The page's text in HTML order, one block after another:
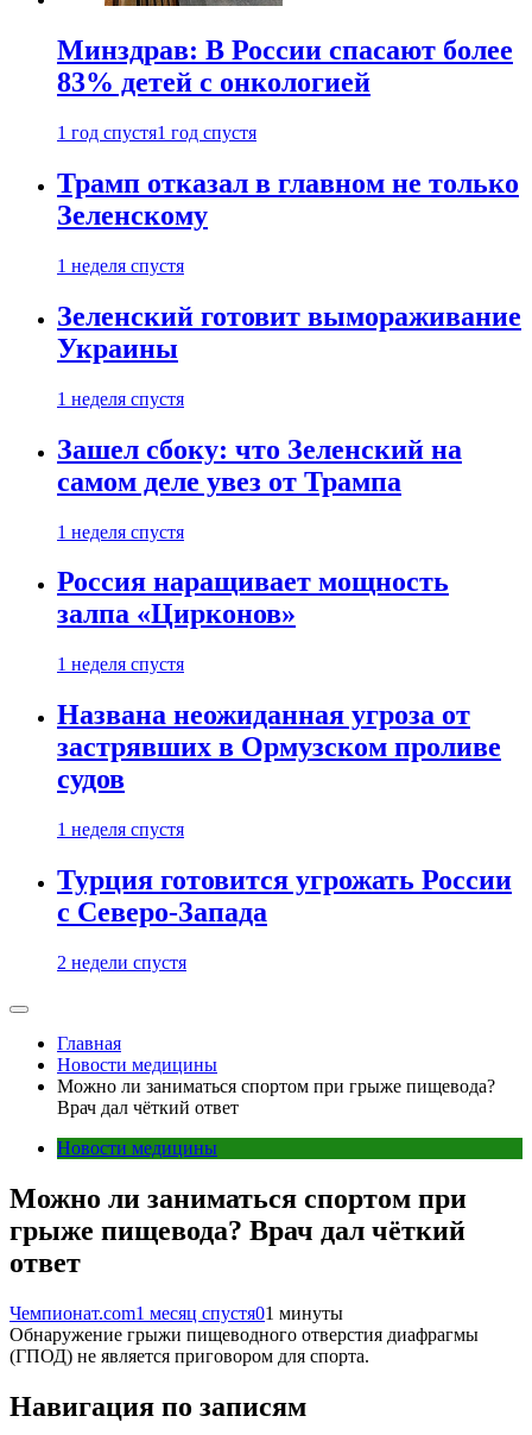
Минздрав: В России спасают более
83% детей с онкологией
1 год спустя1 год спустя
Трамп отказал в главном не только
Зеленскому
1 неделя спустя
Зеленский готовит вымораживание
Украины
1 неделя спустя
Зашел сбоку: что Зеленский на
самом деле увез от Трампа
1 неделя спустя
Россия наращивает мощность
залпа «Цирконов»
1 неделя спустя
Названа неожиданная угроза от
застрявших в Ормузском проливе
судов
1 неделя спустя
Турция готовится угрожать России
с Северо-Запада
2 недели спустя
Главная
Новости медицины
Можно ли заниматься спортом при грыже пищевода?
Врач дал чёткий ответ
Новости медицины
Можно ли заниматься спортом при
грыже пищевода? Врач дал чёткий
ответ
Чемпионат.com1 месяц спустя01 минуты
Обнаружение грыжи пищеводного отверстия диафрагмы
(ГПОД) не является приговором для спорта.
Навигация по записям